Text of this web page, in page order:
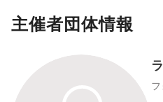
主催者団体情報